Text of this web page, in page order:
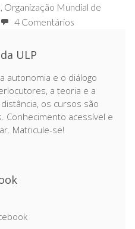
, Organização Mundial de
4 Comentários
ULP
autonomia e o diálogo
a teoria e a
os cursos são
Conhecimento acessível e
Matricule-se!